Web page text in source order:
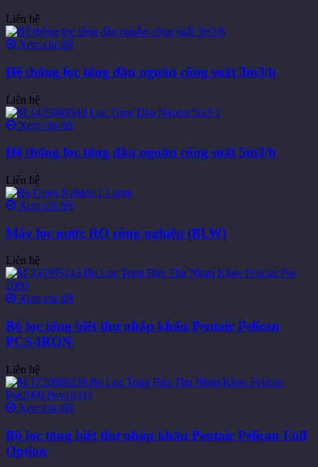
Liên hệ
Xem chi tiết
Hệ thống lọc tổng đầu nguồn công suất 3m3/h
Liên hệ
Xem chi tiết
Hệ thống lọc tổng đầu nguồn công suất 5m3/h
Liên hệ
Xem chi tiết
Máy lọc nước RO công nghiệp (BLW)
Liên hệ
Xem chi tiết
Bộ lọc tổng biệt thự nhập khẩu Pentair Pelican
PCS-IRON
Liên hệ
Xem chi tiết
Bộ lọc tổng biệt thự nhập khẩu Pentair Pelican Full
Option